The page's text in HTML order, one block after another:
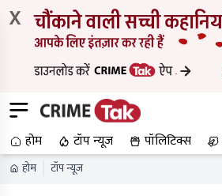
X
होम टॉप न्यूज पॉलिटिक्स
होम टॉप न्यूज